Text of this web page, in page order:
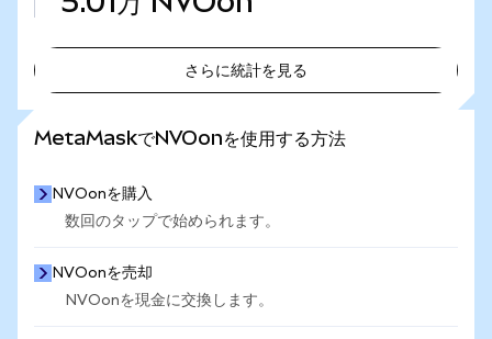
さらに統計を見る
MetaMaskでNVOonを使用する方法
NVOonを購入
数回のタップで始められます。
NVOonを売却
NVOonを現金に交換します。